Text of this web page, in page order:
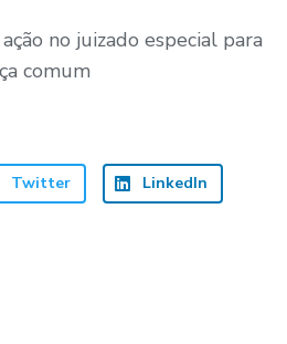
no juizado especial para
comum
Twitter LinkedIn